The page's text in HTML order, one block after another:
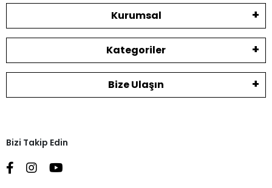
Kurumsal
Kategoriler
Bize Ulaşın
Bizi Takip Edin